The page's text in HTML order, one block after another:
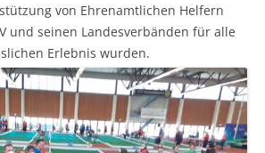
von Ehrenamtlichen Helfern
und seinen Landesverbänden für alle
Erlebnis wurden.